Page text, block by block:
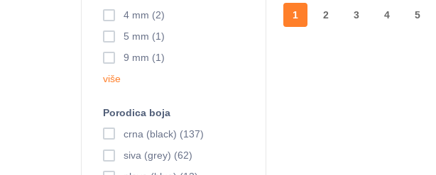
1 2 3 4 5
4 mm (2)
5 mm (1)
9 mm (1)
više
Porodica boja
crna (black) (137)
siva (grey) (62)